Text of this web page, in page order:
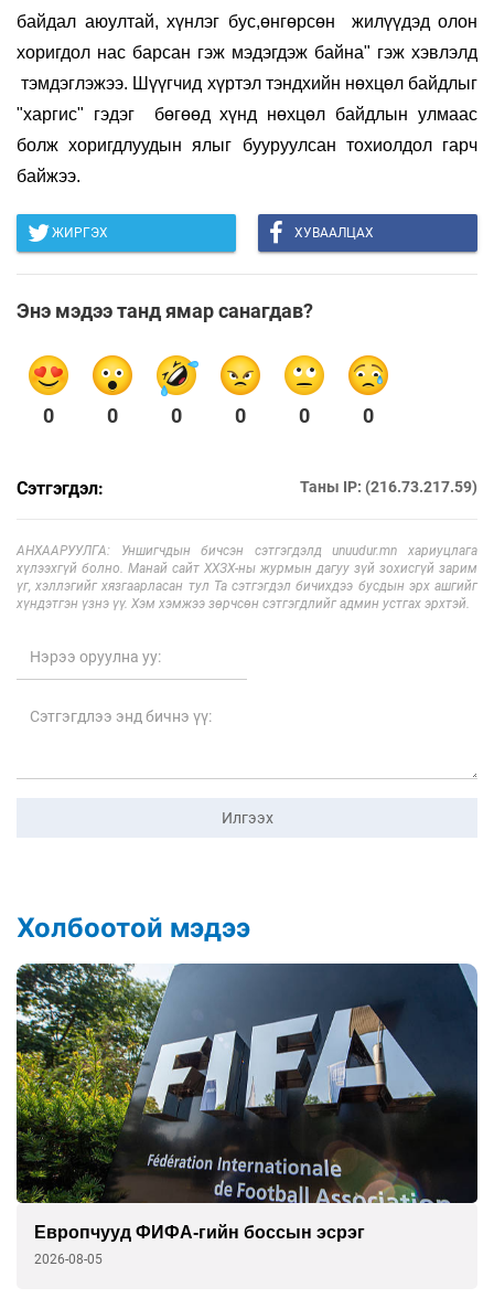
байдал аюултай, хүнлэг бус,өнгөрсөн жилүүдэд олон
хоригдол нас барсан гэж мэдэгдэж байна" гэж хэвлэлд
тэмдэглэжээ. Шүүгчид хүртэл тэндхийн нөхцөл байдлыг
"харгис" гэдэг бөгөөд хүнд нөхцөл байдлын улмаас
болж хоригдлуудын ялыг бууруулсан тохиолдол гарч
байжээ.
ЖИРГЭХ ХУВААЛЦАХ
Энэ мэдээ танд ямар санагдав?
0 0 0 0 0 0
Сэтгэгдэл: Таны IP: (216.73.217.59)
АНХААРУУЛГА: Уншигчдын бичсэн сэтгэгдэлд unuudur.mn хариуцлага
хүлээхгүй болно. Манай сайт ХХЗХ-ны журмын дагуу зүй зохисгүй зарим
үг, хэллэгийг хязгаарласан тул Та сэтгэгдэл бичихдээ бусдын эрх ашгийг
хүндэтгэн үзнэ үү. Хэм хэмжээ зөрчсөн сэтгэгдлийг админ устгах эрхтэй.
Илгээх
Холбоотой мэдээ
Европчууд ФИФА-гийн боссын эсрэг
2026-08-05